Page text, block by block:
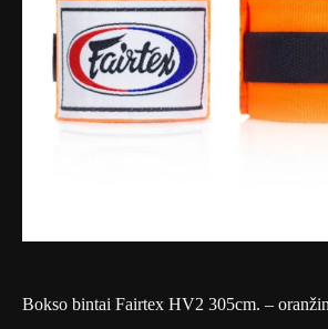
Bokso bintai Fairtex HV2 305cm. –